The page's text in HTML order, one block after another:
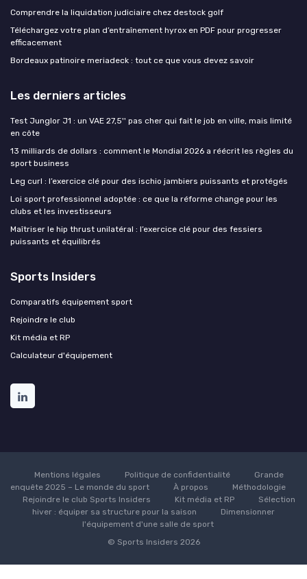
Comprendre la liquidation judiciaire chez destock golf
Téléchargez votre plan d’entraînement hyrox en PDF pour progresser
efficacement
Bordeaux patinoire meriadeck : tout ce que vous devez savoir
Les derniers articles
Test Junglor J1 : un VAE 27,5'' pas cher qui fait le job en ville, mais limité
en côte
13 milliards de dollars : comment le Mondial 2026 a réécrit les règles du
sport business
Leg curl : l’exercice clé pour des ischio jambiers puissants et protégés
Loi sport professionnel adoptée : ce que la réforme change pour les
clubs et les investisseurs
Maîtriser le hip thrust unilatéral : l’exercice clé pour des fessiers
puissants et équilibrés
Sports Insiders
Comparatifs équipement sport
Rejoindre le club
Kit média et RP
Calculateur d'équipement
Mentions légales Politique de confidentialité
Grande
enquête 2025 – Le monde du sport
À propos
Méthodologie
Rejoindre le club Sports Insiders
Kit média et RP
Sélection
hiver : équiper sa structure pour la saison
Dimensionner
l'équipement d'une salle de sport
© Sports Insiders 2026